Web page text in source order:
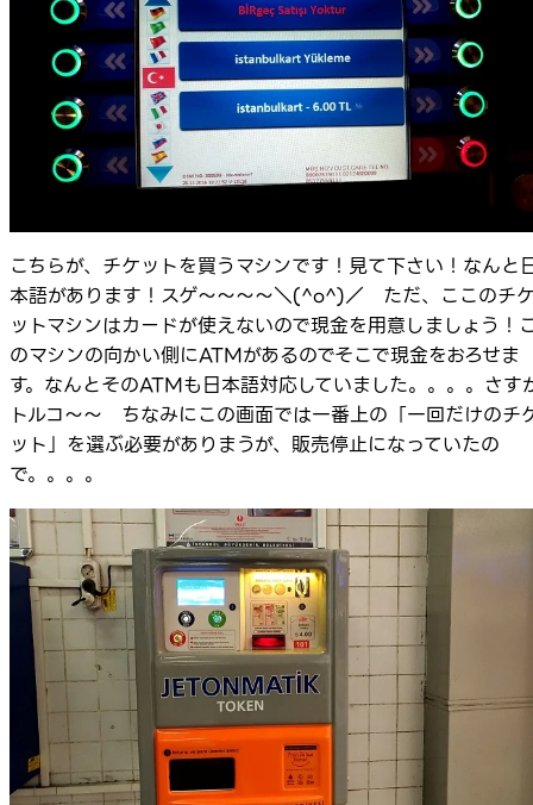
こちらが、チケットを買うマシンです！見て下さい！なんと
本語があります！スゲ～～～～＼(^o^)／ ただ、ここのチ
ットマシンはカードが使えないので現金を用意しましょう！
のマシンの向かい側にATMがあるのでそこで現金をおろせま
す。なんとそのATMも日本語対応していました。。。。さす
トルコ～～ ちなみにこの画面では一番上の「一回だけのチ
ット」を選ぶ必要がありまうが、販売停止になっていたの
で。。。。